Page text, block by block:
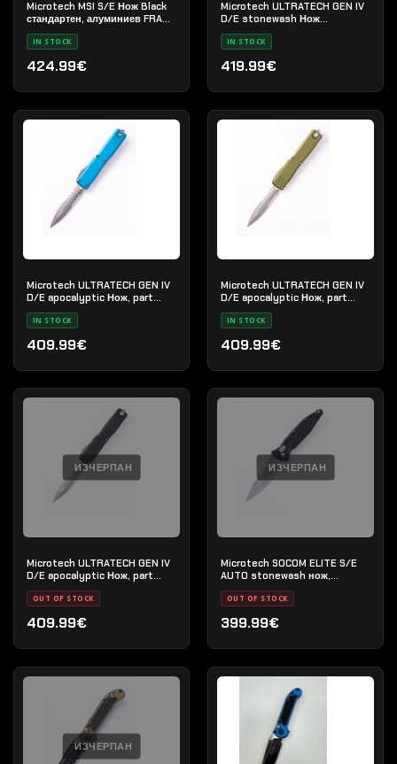
Microtech MSI S/E Нож Black
стандартен, алуминиев FRAG,
цвят- Зелен- OD
IN STOCK
424.99€
Microtech ULTRATECH GEN IV
D/E stonewash Нож
стандартен - цвят- Черен
IN STOCK
419.99€
Microtech ULTRATECH GEN IV
D/E apocalyptic Нож, part
IN STOCK
409.99€
Microtech ULTRATECH GEN IV
D/E apocalyptic Нож, part
IN STOCK
409.99€
ИЗЧЕРПАН
Microtech ULTRATECH GEN IV
D/E apocalyptic Нож, part
serrated, цвят- Черен
OUT OF STOCK
409.99€
ИЗЧЕРПАН
Microtech SOCOM ELITE S/E
AUTO stonewash нож,
стандартен
OUT OF STOCK
399.99€
ИЗЧЕРПАН